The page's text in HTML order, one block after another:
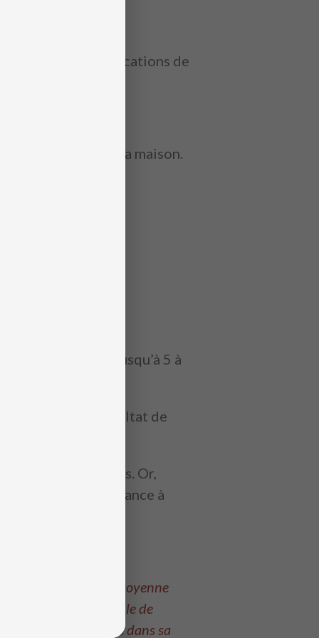
les multiplications de
multiplication à la maison.
les tables jusqu’à 5 à
retrouver un résultat de
différentes tables. Or,
enfants ont tendance à
par minute. Cette moyenne
quant à lui capable de
réaliser des calculs dans sa